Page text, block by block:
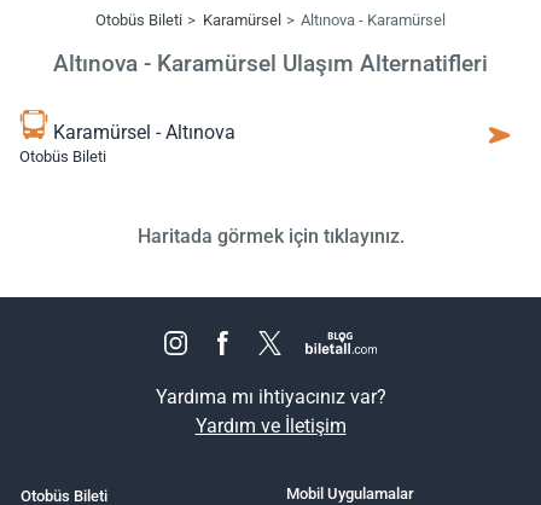
Otobüs Bileti Karamürsel Altınova - Karamürsel
Altınova - Karamürsel Ulaşım Alternatifleri
Karamürsel - Altınova
Otobüs Bileti
Haritada görmek için tıklayınız.
Yardıma mı ihtiyacınız var?
Yardım ve İletişim
Otobüs Bileti
Mobil Uygulamalar